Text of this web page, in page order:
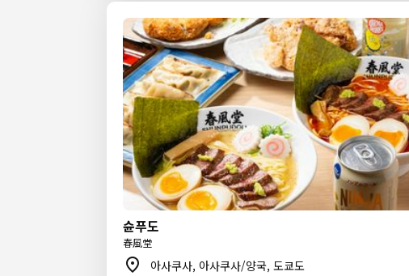
슌푸도
春風堂
아사쿠사, 아사쿠사/양국, 도쿄도